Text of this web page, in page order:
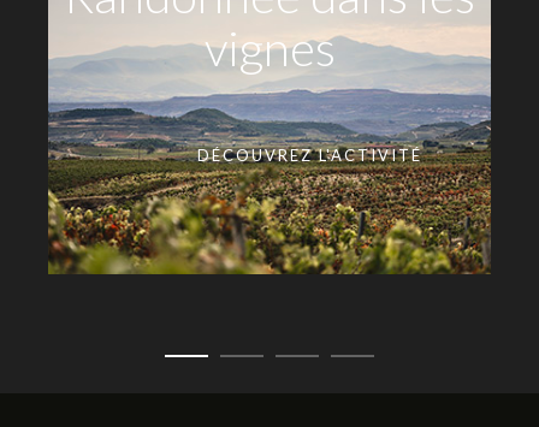
vignes
DÉCOUVREZ L'ACTIVITÉ
DÉCOUVREZ L'ACTIVITÉ